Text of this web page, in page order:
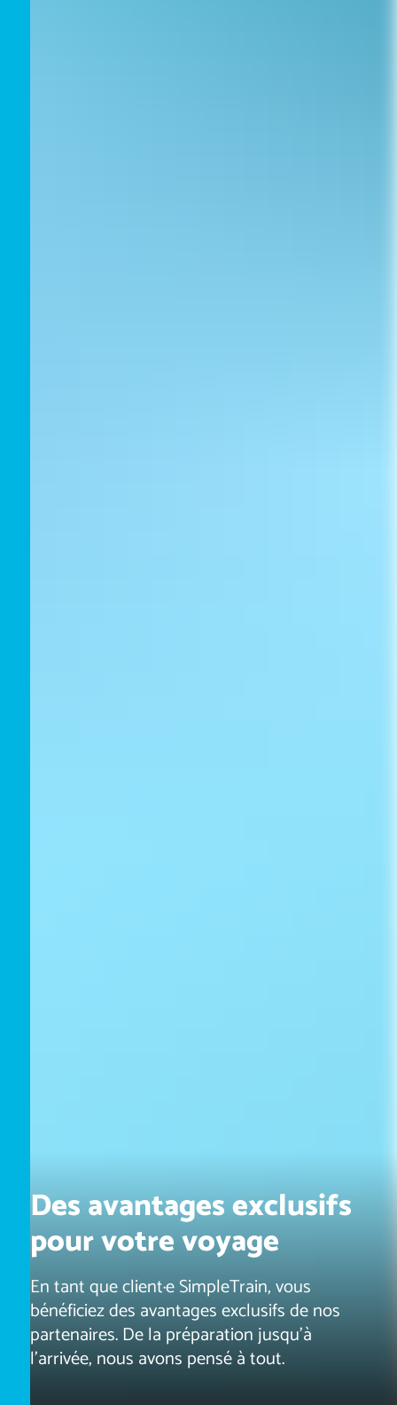
Des avantages exclusifs
pour votre voyage
En tant que client·e SimpleTrain, vous
bénéficiez des avantages exclusifs de nos
partenaires. De la préparation jusqu'à
l'arrivée, nous avons pensé à tout.